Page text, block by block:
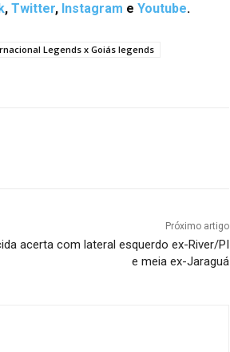
, Twitter, Instagram e Youtube.
Legends x Goiás legends
Próximo artigo
acerta com lateral esquerdo ex-River/PI
e meia ex-Jaraguá